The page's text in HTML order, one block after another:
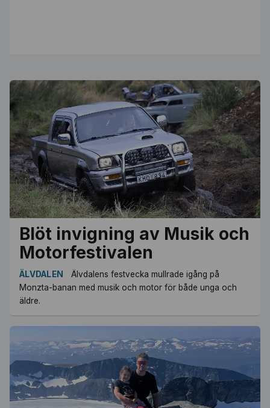
Blöt invigning av Musik och
Motorfestivalen
ÄLVDALEN
Älvdalens festvecka mullrade igång på
Monzta-banan med musik och motor för både unga och
äldre.